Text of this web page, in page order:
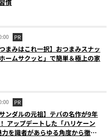
慣
PR
まみはこれ一択】おつまみスナッ
ームサクッと」で簡単＆極上の家
PR
ンダルの元祖】テバの名作が9年
アップデートした「ハリケーン
を識者があらゆる角度から徹底